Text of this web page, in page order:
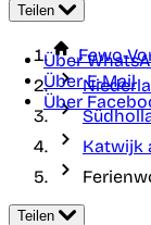
Teilen
Über
Über E-Mail
Über
Fewo-
Katwijk
Teilen